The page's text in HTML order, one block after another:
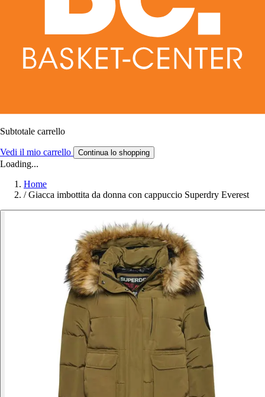
Subtotale carrello
Vedi il mio carrello Continua lo shopping
Loading...
Home
/ Giacca imbottita da donna con cappuccio Superdry Everest